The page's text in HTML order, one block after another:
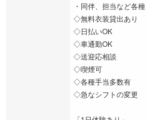
・同伴、担当など各種
◇無料衣装貸出あり
◇日払いOK
◇車通勤OK
◇送迎応相談
◇喫煙可
◇各種手当多数有
◇急なシフトの変更